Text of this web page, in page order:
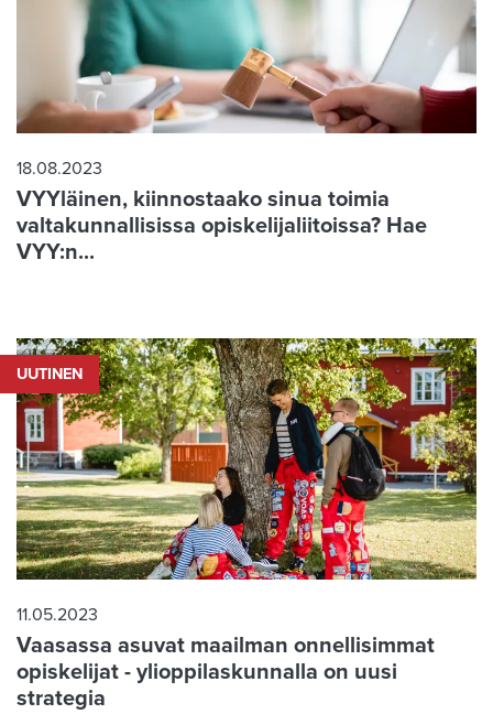
18.08.2023
VYYläinen, kiinnostaako sinua toimia
valtakunnallisissa opiskelijaliitoissa? Hae
VYY:n...
UUTINEN
11.05.2023
Vaasassa asuvat maailman onnellisimmat
opiskelijat - ylioppilaskunnalla on uusi
strategia